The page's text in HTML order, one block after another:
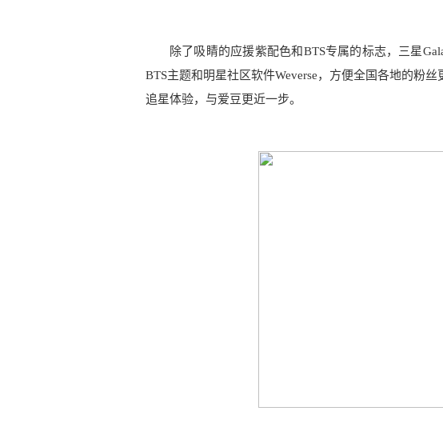
除了吸睛的应援紫配色和BTS专属的标志，三星
BTS主题和明星社区软件Weverse，方便全国各地的粉
追星体验，与爱豆更近一步。